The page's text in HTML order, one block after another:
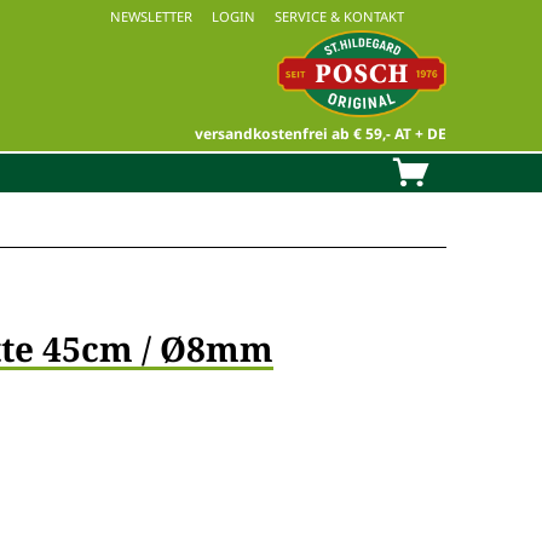
NEWSLETTER LOGIN SERVICE & KONTAKT
versandkostenfrei ab € 59,- AT + DE
45cm / Ø8mm